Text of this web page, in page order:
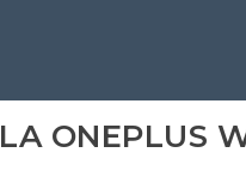
LA ONEPLUS